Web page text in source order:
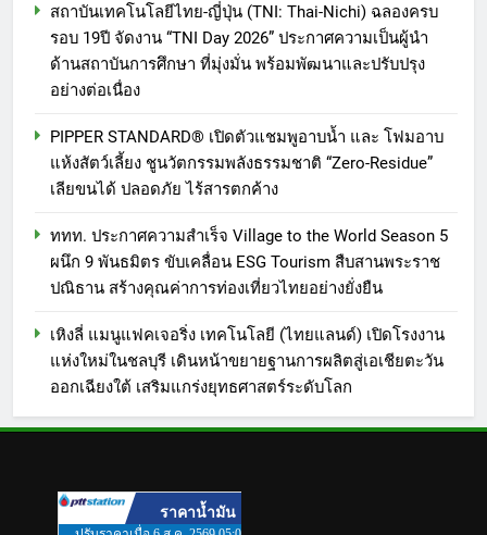
สถาบันเทคโนโลยีไทย-ญี่ปุ่น (TNI: Thai-Nichi) ฉลองครบ
รอบ 19ปี จัดงาน “TNI Day 2026” ประกาศความเป็นผู้นำ
ด้านสถาบันการศึกษา ที่มุ่งมั่น พร้อมพัฒนาและปรับปรุง
อย่างต่อเนื่อง
PIPPER STANDARD® เปิดตัวแชมพูอาบน้ำ และ โฟมอาบ
แห้งสัตว์เลี้ยง ชูนวัตกรรมพลังธรรมชาติ “Zero-Residue”
เลียขนได้ ปลอดภัย ไร้สารตกค้าง
ททท. ประกาศความสำเร็จ Village to the World Season 5
ผนึก 9 พันธมิตร ขับเคลื่อน ESG Tourism สืบสานพระราช
ปณิธาน สร้างคุณค่าการท่องเที่ยวไทยอย่างยั่งยืน
เหิงลี่ แมนูแฟคเจอริ่ง เทคโนโลยี (ไทยแลนด์) เปิดโรงงาน
แห่งใหม่ในชลบุรี เดินหน้าขยายฐานการผลิตสู่เอเชียตะวัน
ออกเฉียงใต้ เสริมแกร่งยุทธศาสตร์ระดับโลก